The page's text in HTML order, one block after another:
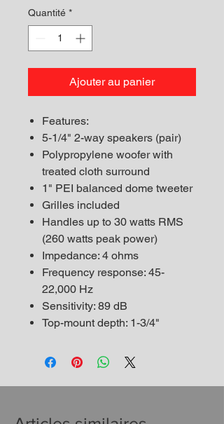
Quantité *
Ajouter au panier
Features:
5-1/4" 2-way speakers (pair)
Polypropylene woofer with
treated cloth surround
1" PEI balanced dome tweeter
Grilles included
Handles up to 30 watts RMS
(260 watts peak power)
Impedance: 4 ohms
Frequency response: 45-
22,000 Hz
Sensitivity: 89 dB
Top-mount depth: 1-3/4"